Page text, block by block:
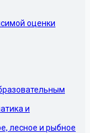
оценки
и
лесное и рыбное